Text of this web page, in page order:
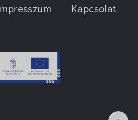
Impresszum Kapcsolat